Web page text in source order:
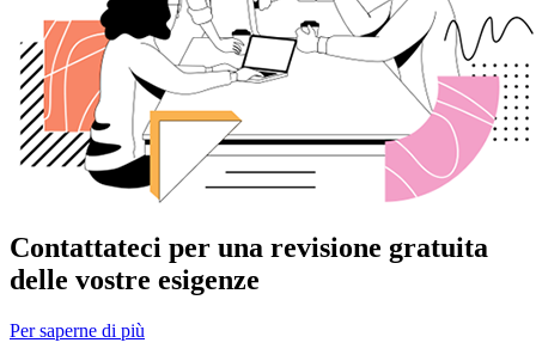
Contattateci per una revisione gratuita
delle vostre esigenze
Per saperne di più